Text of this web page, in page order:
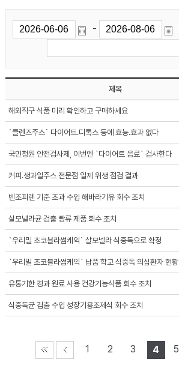
-
제목
해외직구 식품 미리 확인하고 구매하세요
`클렌즈주스` 다이어트.디톡스 등에 효능.효과 없다
국민청원 안전검사제, 이번엔 `다이어트 음료` 검사한다
커피.생과일주스 전문점 일제 위생 점검 결과
벤조피렌 기준 초과 수입 해바라기유 회수 조치
살모넬라균 검출 빵류 제품 회수 조치
`우리밀 초코블라썸케익` 살모넬라 식중독으로 확정
`우리밀 초코블라썸케익` 납품 학교 식중독 의심환자 현황
유통기한 경과 원료 사용 건강기능식품 회수 조치
식중독균 검출 수입 성장기용조제식 회수 조치
1 2 3 4 5